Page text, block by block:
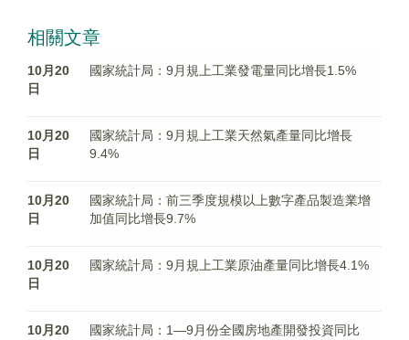
相關文章
10月20
日
國家統計局：9月規上工業發電量同比增長1.5%
10月20
日
國家統計局：9月規上工業天然氣產量同比增長
9.4%
10月20
日
國家統計局：前三季度規模以上數字產品製造業增
加值同比增長9.7%
10月20
日
國家統計局：9月規上工業原油產量同比增長4.1%
10月20
國家統計局：1—9月份全國房地產開發投資同比